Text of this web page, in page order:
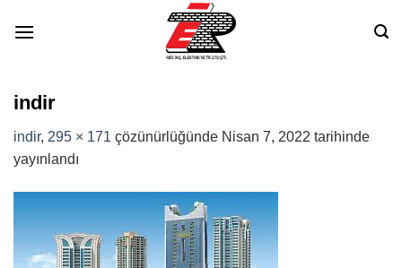
indir
indir, 295 × 171 çözünürlüğünde Nisan 7, 2022 tarihinde
yayınlandı